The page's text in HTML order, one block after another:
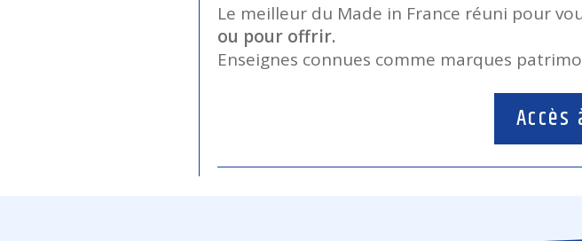
Le meilleur du Made in France réuni pour
ou pour offrir.
Enseignes connues comme marques
Accès